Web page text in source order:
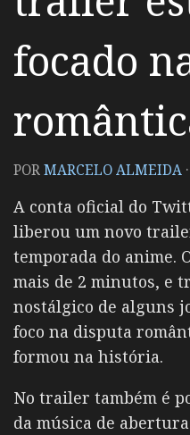
focado
PORMARCELO ALMEIDA ·
A conta oficial do
liberou um novo
temporada do anime.
mais de 2 minutos, e
nostálgico de alguns
foco na disputa
formou na história.
No trailer também é
da música de